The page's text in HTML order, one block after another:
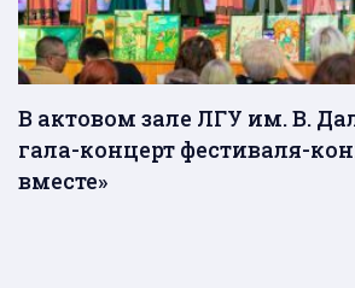
В актовом зале ЛГУ им. В.
гала-концерт фестиваля-
вместе»